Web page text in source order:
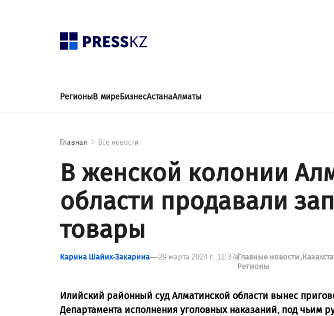
РегионыВ миреБизнесАстанаАлматы
Главная Все новости
В женской колонии
области продавали
товары
Карина Шайих-Закарина 29 марта 2024 г. 11:37вГлавные новости
Регионы
Илийский районный суд Алматинской области вынес
Департамента исполнения уголовных наказаний, под чьим